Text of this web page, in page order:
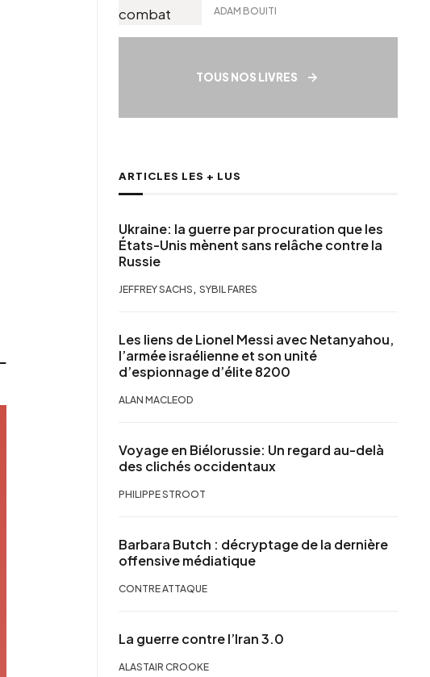
ADAM BOUITI
TOUS NOS LIVRES
ARTICLES LES + LUS
Ukraine: la guerre par procuration que les
États-Unis mènent sans relâche contre la
Russie
JEFFREY SACHS , SYBIL FARES
Les liens de Lionel Messi avec Netanyahou,
l’armée israélienne et son unité
d’espionnage d’élite 8200
ALAN MACLEOD
Voyage en Biélorussie: Un regard au-delà
des clichés occidentaux
PHILIPPE STROOT
Barbara Butch : décryptage de la dernière
offensive médiatique
CONTRE ATTAQUE
La guerre contre l’Iran 3.0
ALASTAIR CROOKE